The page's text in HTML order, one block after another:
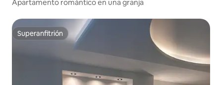
Apartamento romántico en una granja
Superanfitrión
Superanfitrión